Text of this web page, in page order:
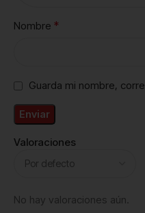
Valoraciones
No hay valoraciones aún.
Nombre *
Guarda mi nombre,